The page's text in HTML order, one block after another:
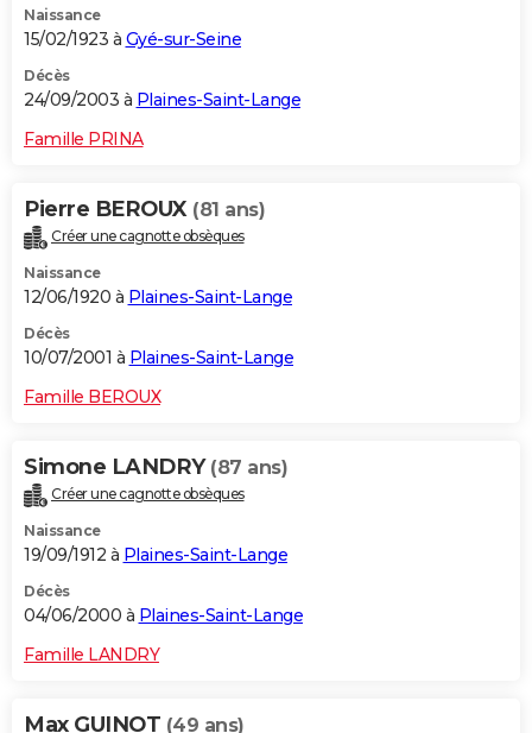
Naissance
15/02/1923 à Gyé-sur-Seine
Décès
24/09/2003 à Plaines-Saint-Lange
Famille PRINA
Pierre BEROUX (81 ans)
Créer une cagnotte obsèques
Naissance
12/06/1920 à Plaines-Saint-Lange
Décès
10/07/2001 à Plaines-Saint-Lange
Famille BEROUX
Simone LANDRY (87 ans)
Créer une cagnotte obsèques
Naissance
19/09/1912 à Plaines-Saint-Lange
Décès
04/06/2000 à Plaines-Saint-Lange
Famille LANDRY
Max GUINOT (49 ans)